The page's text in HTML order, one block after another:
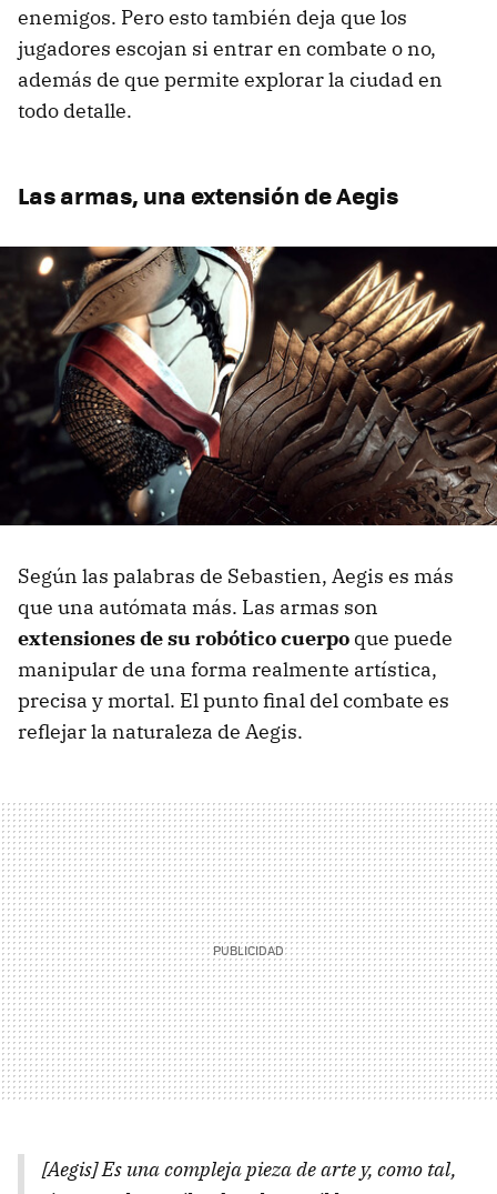
enemigos. Pero esto también deja que los
jugadores escojan si entrar en combate o no,
además de que permite explorar la ciudad en
todo detalle.
Las armas, una extensión de Aegis
Según las palabras de Sebastien, Aegis es más
que una autómata más. Las armas son
extensiones de su robótico cuerpo que puede
manipular de una forma realmente artística,
precisa y mortal. El punto final del combate es
reflejar la naturaleza de Aegis.
[Aegis] Es una compleja pieza de arte y, como tal,